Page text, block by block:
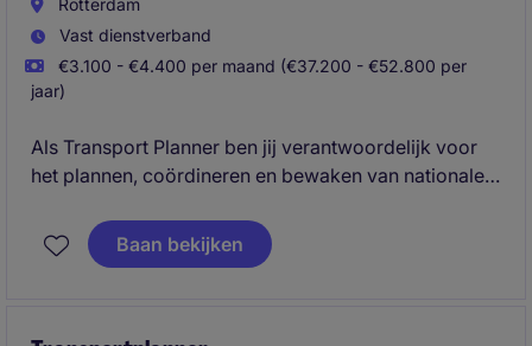
Rotterdam
Vast dienstverband
€3.100 - €4.400 per maand (€37.200 - €52.800 per
jaar)
Als Transport Planner ben jij verantwoordelijk voor
het plannen, coördineren en bewaken van nationale
met klanten, vervoerders, chauffeurs, terminals en
interne afdelingen om ervoor te zorgen dat iedere
Baan bekijken